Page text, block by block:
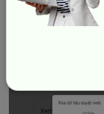
: Sau khi đã
di chuyển vào ô Xóa